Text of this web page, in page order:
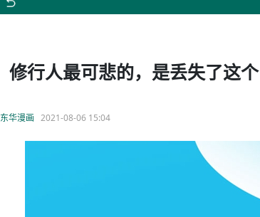
修行人最可悲的，是丢失了这个
东华漫画 2021-08-06 15:04